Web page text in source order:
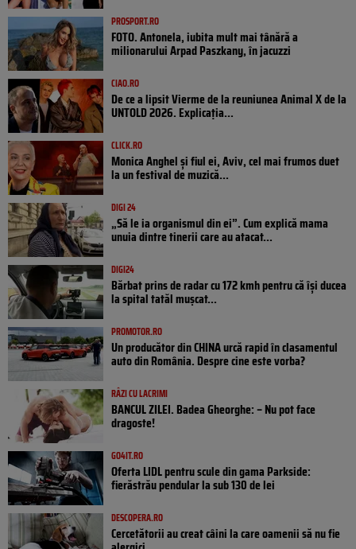
PROSPORT.RO
FOTO. Antonela, iubita mult mai tânără a
milionarului Arpad Paszkany, în jacuzzi
CIAO.RO
De ce a lipsit Vierme de la reuniunea Animal X de la
UNTOLD 2026. Explicația...
CLICK.RO
Monica Anghel și fiul ei, Aviv, cel mai frumos duet
la un festival de muzică...
DIGI 24
„Să le ia organismul din ei”. Cum explică mama
unuia dintre tinerii care au atacat...
DIGI24
Bărbat prins de radar cu 172 kmh pentru că își ducea
la spital tatăl muşcat...
PROMOTOR.RO
Un producător din CHINA urcă rapid în clasamentul
auto din România. Despre cine este vorba?
RÂZI CU LACRIMI
BANCUL ZILEI. Badea Gheorghe: – Nu pot face
dragoste!
GO4IT.RO
Oferta LIDL pentru scule din gama Parkside:
fierăstrău pendular la sub 130 de lei
DESCOPERA.RO
Cercetătorii au creat câini la care oamenii să nu fie